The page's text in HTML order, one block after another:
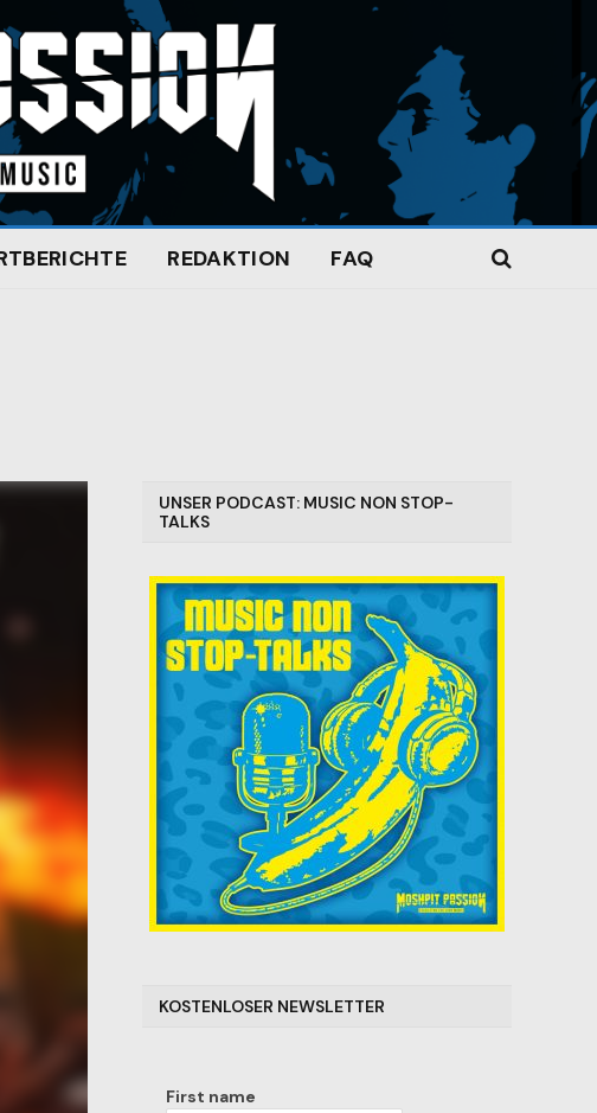
REDAKTION FAQ
UNSER PODCAST: MUSIC NON STOP-
TALKS
KOSTENLOSER NEWSLETTER
First name